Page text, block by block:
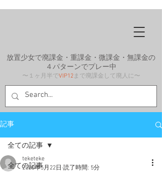
放置少女で廃課金・重課金・微課金・無課金の
４パターンでプレー中
〜１ヶ月半でVIP12まで廃課金して廃人に〜
記事
全ての記事
全ての記事
teketeke
2020年5月22日 読了時間: 5分